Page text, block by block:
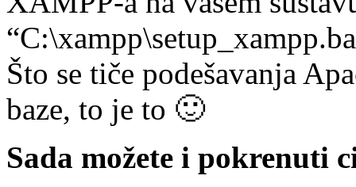
Što se tiče podešavanja
baze, to je to 🙂
Sada možete i pokrenuti